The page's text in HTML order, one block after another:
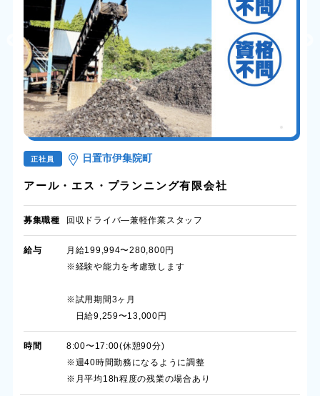
正社員 日置市伊集院町
アール・エス・プランニング有限会社
募集職種 回収ドライバ―兼軽作業スタッフ
給与
月給199,994〜280,800円
※経験や能力を考慮致します
※試用期間3ヶ月
日給9,259〜13,000円
時間
8:00〜17:00(休憩90分)
※週40時間勤務になるように調整
※月平均18h程度の残業の場合あり